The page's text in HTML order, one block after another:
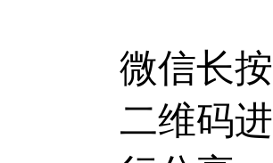
微信长按
二维码进